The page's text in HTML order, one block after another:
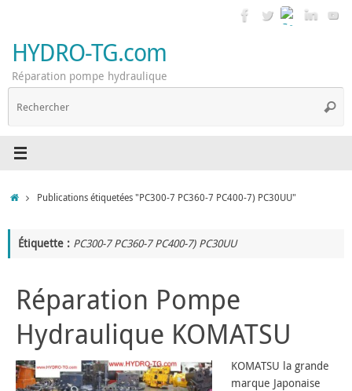
contenu
HYDRO-TG.com
Réparation pompe hydraulique
AccueilPublications étiquetées "PC300-7 PC360-7 PC400-7) PC30UU"
Étiquette : PC300-7 PC360-7 PC400-7) PC30UU
Réparation Pompe
Hydraulique KOMATSU
KOMATSU la grande
marque Japonaise